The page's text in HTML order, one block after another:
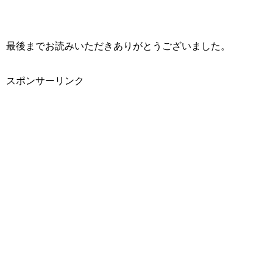
最後までお読みいただきありがとうございました。
スポンサーリンク